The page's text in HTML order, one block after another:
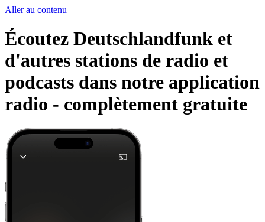
Aller au contenu
Écoutez Deutschlandfunk et
d'autres stations de radio et
podcasts dans notre application
radio - complètement gratuite